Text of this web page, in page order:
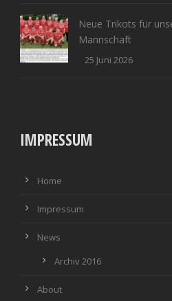
Neue Trikots für
Mannschaft
25 Juni 2026
IMPRESSUM
Home
Impressum
News
Archiv 2016
About